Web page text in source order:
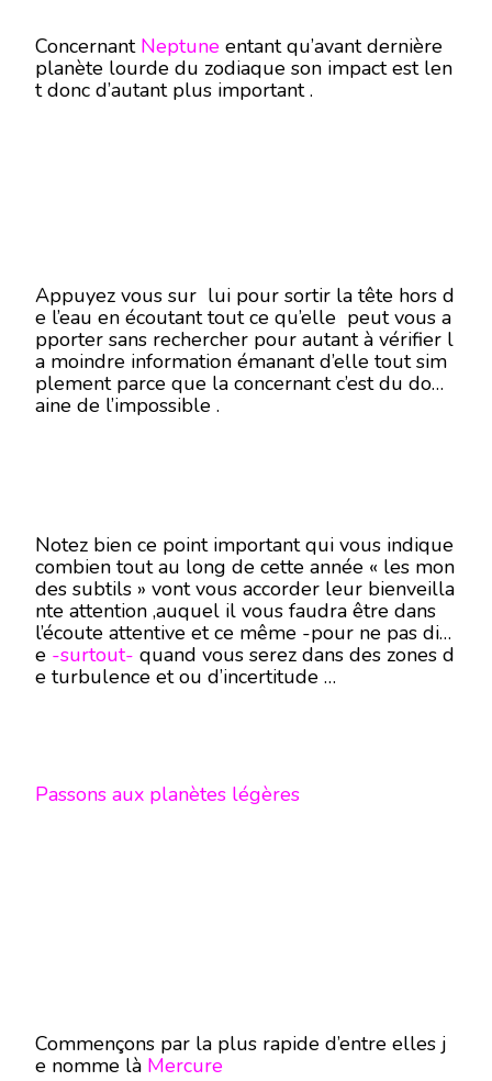
Concernant Neptune entant qu’avant dernière
planète lourde du zodiaque son impact est len
t donc d’autant plus important .
Appuyez vous sur lui pour sortir la tête hors d
e l’eau en écoutant tout ce qu’elle peut vous a
pporter sans rechercher pour autant à vérifier l
a moindre information émanant d’elle tout sim
plement parce que la concernant c’est du dom
aine de l’impossible .
Notez bien ce point important qui vous indique
combien tout au long de cette année « les mon
des subtils » vont vous accorder leur bienveilla
nte attention ,auquel il vous faudra être dans
l’écoute attentive et ce même -pour ne pas dir
e -surtout- quand vous serez dans des zones d
e turbulence et ou d’incertitude …
Passons aux planètes légères
Commençons par la plus rapide d’entre elles j
e nomme là Mercure